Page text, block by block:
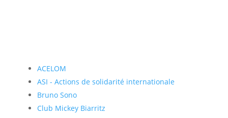
ACELOM
ASI - Actions de solidarité internationale
Bruno Sono
Club Mickey Biarritz